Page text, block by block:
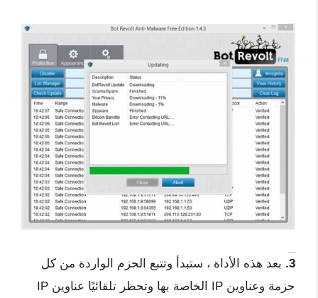
3. بعد هذه الأداة ، ستبدأ وتتبع الحزم الواردة من كل
حزمة وعناوين IP الخاصة بها وتحظر تلقائيًا عناوين IP